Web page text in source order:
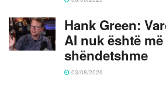
Hank Green:
AI nuk është më
shëndetshme
03/08/2026